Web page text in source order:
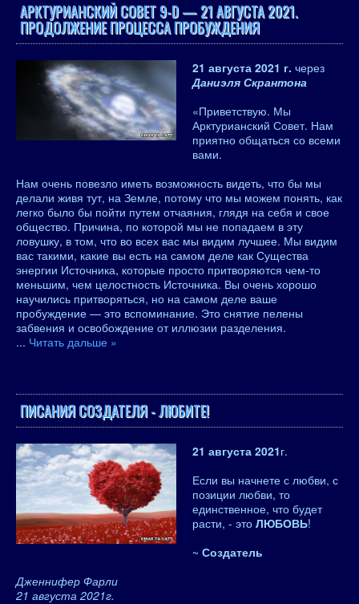
АРКТУРИАНСКИЙ СОВЕТ 9-D — 21 АВГУСТА 2021.
ПРОДОЛЖЕНИЕ ПРОЦЕССА ПРОБУЖДЕНИЯ
21 августа 2021 г. через
Даниэля Скрантона
«Приветствую. Мы
Арктурианский Совет. Нам
приятно общаться со всеми
вами.
Нам очень повезло иметь возможность видеть, что бы мы
делали живя тут, на Земле, потому что мы можем понять, как
легко было бы пойти путем отчаяния, глядя на себя и свое
общество. Причина, по которой мы не попадаем в эту
ловушку, в том, что во всех вас мы видим лучшее. Мы видим
вас такими, какие вы есть на самом деле как Существа
энергии Источника, которые просто притворяются чем-то
меньшим, чем целостность Источника. Вы очень хорошо
научились притворяться, но на самом деле ваше
пробуждение — это вспоминание. Это снятие пелены
забвения и освобождение от иллюзии разделения.
... Читать дальше »
ПИСАНИЯ СОЗДАТЕЛЯ - ЛЮБИТЕ!
21 августа 2021г.
Если вы начнете с любви, с
позиции любви, то
единственное, что будет
расти, - это ЛЮБОВЬ!
~ Создатель
Дженнифер Фарли
21 августа 2021г.